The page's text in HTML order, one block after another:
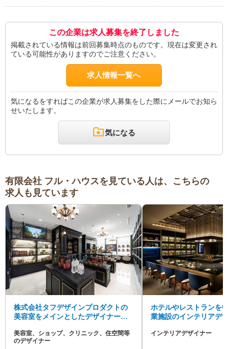
この企業は求人募集を終了しました
掲載されている情報は前回募集時点のものです。現在は変更され
ている可能性がありますのでご注意ください。
求人情報一覧へ
気になるをすればこの企業が求人募集をした際にメールでお知ら
せいたします。
気になる
有限会社 フル・ハウスを見ている人は、こちらの
求人も見ています
株式会社タフデザインプロダクトの
美容室をメインとしたデザイナーの
美容室、ショップ、クリニック、住空間等
のデザイナー
ホテルやレストランを
業施設のインテリアデ
インテリアデザイナー